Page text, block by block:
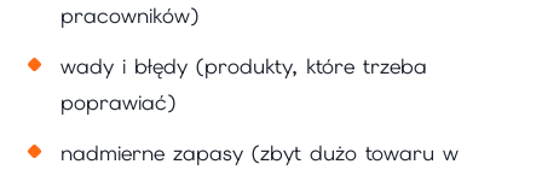
pracowników)
wady i błędy (produkty, które trzeba
poprawiać)
nadmierne zapasy (zbyt dużo towaru w